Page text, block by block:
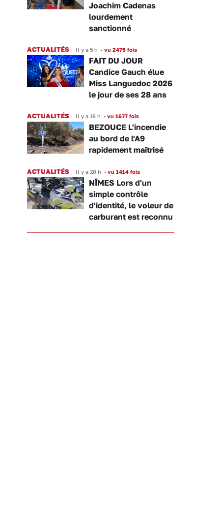
Joachim Cadenas
lourdement
sanctionné
ACTUALITÉS Il y a 5 h • vu 2475 fois
FAIT DU JOUR
Candice Gauch élue
Miss Languedoc 2026
le jour de ses 28 ans
ACTUALITÉS Il y a 19 h • vu 1677 fois
BEZOUCE L'incendie
au bord de l'A9
rapidement maîtrisé
ACTUALITÉS Il y a 20 h • vu 1414 fois
NÎMES Lors d'un
simple contrôle
d'identité, le voleur de
carburant est reconnu